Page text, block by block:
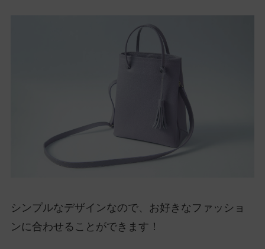
シンプルなデザインなので、お好きなファッショ
ンに合わせることができます！